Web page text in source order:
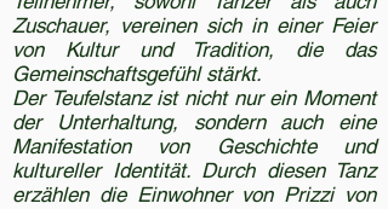
Zuschauer, vereinen sich in einer Feier
von Kultur und Tradition, die das
Gemeinschaftsgefühl stärkt.
Der Teufelstanz ist nicht nur ein Moment
der Unterhaltung, sondern auch eine
Manifestation von Geschichte und
kultureller Identität. Durch diesen Tanz
erzählen die Einwohner von Prizzi von